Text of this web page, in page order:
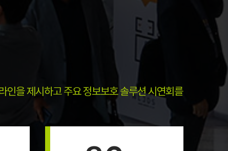
인을 제시하고 주요 정보보호 솔루션 시연회를